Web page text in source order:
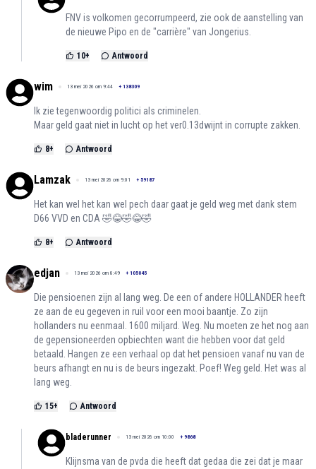
FNV is volkomen gecorrumpeerd, zie ook de aanstelling van
de nieuwe Pipo en de "carrière" van Jongerius.
10+ Antwoord
wim 13 mei 2026 om 9:44 + 138309
Ik zie tegenwoordig politici als criminelen.
Maar geld gaat niet in lucht op het ver0.13dwijnt in corrupte zakken.
8+ Antwoord
Lamzak 13 mei 2026 om 9:01 + 59187
Het kan wel het kan wel pech daar gaat je geld weg met dank stem
D66 VVD en CDA 🤣😂🤣😂🤣
8+ Antwoord
edjan 13 mei 2026 om 8:49 + 105045
Die pensioenen zijn al lang weg. De een of andere HOLLANDER heeft
ze aan de eu gegeven in ruil voor een mooi baantje. Zo zijn
hollanders nu eenmaal. 1600 miljard. Weg. Nu moeten ze het nog aan
de gepensioneerden opbiechten want die hebben voor dat geld
betaald. Hangen ze een verhaal op dat het pensioen vanaf nu van de
beurs afhangt en nu is de beurs ingezakt. Poef! Weg geld. Het was al
lang weg.
15+ Antwoord
bladerunner 13 mei 2026 om 10:00 + 9868
Klijnsma van de pvda die heeft dat gedaa die zei dat je maar